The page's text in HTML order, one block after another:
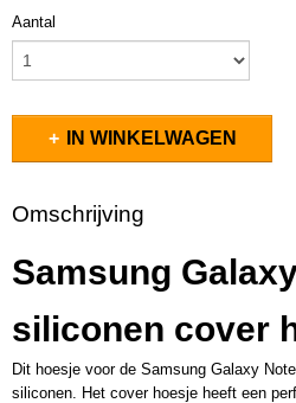
Aantal
IN WINKELWAGEN
Omschrijving
Samsung
siliconen cover
Dit hoesje voor de Samsung Galaxy
siliconen. Het cover hoesje heeft een